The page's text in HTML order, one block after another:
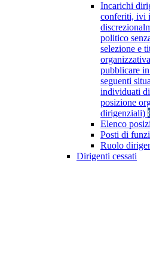
Incarichi
conferiti, ivi
politico
selezione e
pubblicare
seguenti
individuati
posizione
dirigenziali)
Elenco
Posti di
Ruolo
Dirigenti cessati